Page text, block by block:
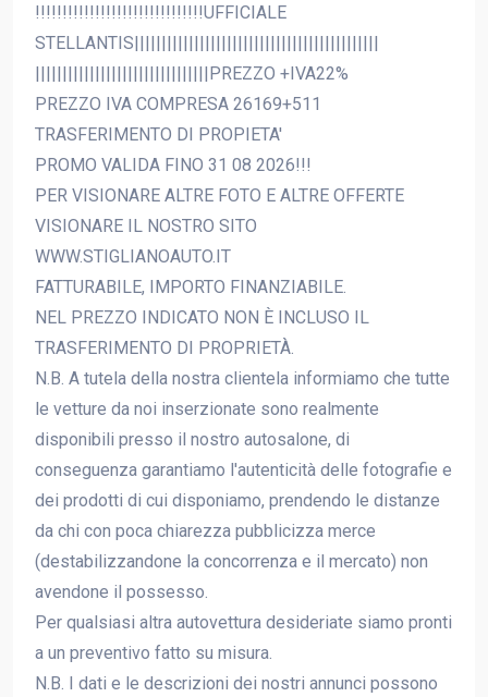
!!!!!!!!!!!!!!!!!!!!!!!!!!!!!!!UFFICIALE
STELLANTIS|||||||||||||||||||||||||||||||||||||||||||||
||||||||||||||||||||||||||||||||PREZZO +IVA22%
PREZZO IVA COMPRESA 26169+511
TRASFERIMENTO DI PROPIETA'
PROMO VALIDA FINO 31 08 2026!!!
PER VISIONARE ALTRE FOTO E ALTRE OFFERTE
VISIONARE IL NOSTRO SITO
WWW.STIGLIANOAUTO.IT
FATTURABILE, IMPORTO FINANZIABILE.
NEL PREZZO INDICATO NON È INCLUSO IL
TRASFERIMENTO DI PROPRIETÀ.
N.B. A tutela della nostra clientela informiamo che tutte
le vetture da noi inserzionate sono realmente
disponibili presso il nostro autosalone, di
conseguenza garantiamo l'autenticità delle fotografie e
dei prodotti di cui disponiamo, prendendo le distanze
da chi con poca chiarezza pubblicizza merce
(destabilizzandone la concorrenza e il mercato) non
avendone il possesso.
Per qualsiasi altra autovettura desideriate siamo pronti
a un preventivo fatto su misura.
N.B. I dati e le descrizioni dei nostri annunci possono